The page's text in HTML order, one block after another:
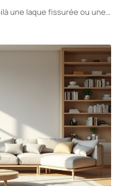
une laque fissurée ou une…